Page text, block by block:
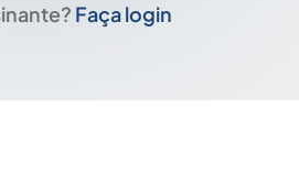
Faça login